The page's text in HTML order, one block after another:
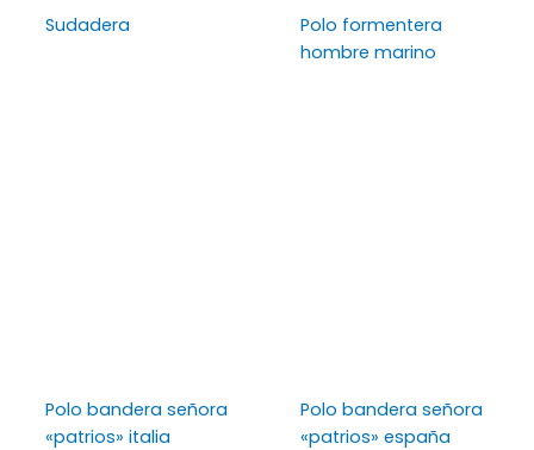
Sudadera
Polo formentera
hombre marino
Polo bandera señora
«patrios» italia
Polo bandera señora
«patrios» españa